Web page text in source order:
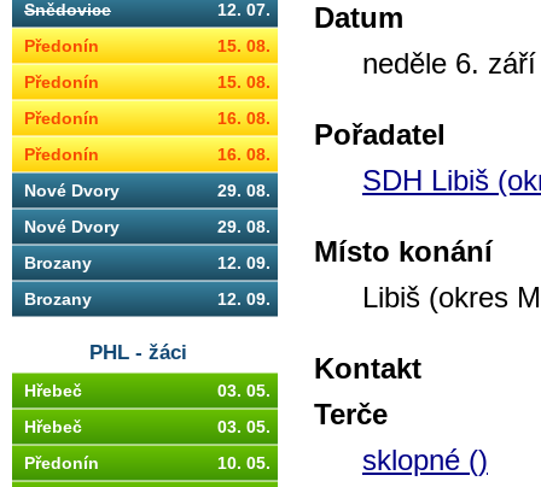
Datum
neděle 6.
Pořadatel
SDH Libiš
Místo konání
Libiš (okres
Kontakt
Terče
sklopné ()
Snědovice
12. 07.
Předonín
15. 08.
Předonín
15. 08.
Předonín
16. 08.
Předonín
16. 08.
Nové Dvory
29. 08.
Nové Dvory
29. 08.
Brozany
12. 09.
Brozany
12. 09.
PHL - žáci
Hřebeč
03. 05.
Hřebeč
03. 05.
Předonín
10. 05.